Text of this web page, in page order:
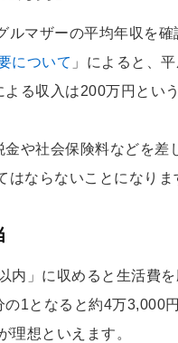
マザーの平均年収を
について 」によると、
る収入は200万円とい
や社会保険料などを差
ならないことになりま
内」に収めると生活費
1となると約4万3,000
理想といえます。